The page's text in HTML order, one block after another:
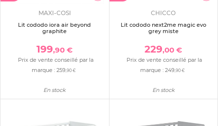
MAXI-COSI
Lit cododo iora air beyond
graphite
199,90 €
Prix de vente conseillé par la
marque : 259,90 €
En stock
CHICCO
Lit cododo next2me magic evo
grey miste
229,00 €
Prix de vente conseillé par la
marque : 249,90 €
En stock